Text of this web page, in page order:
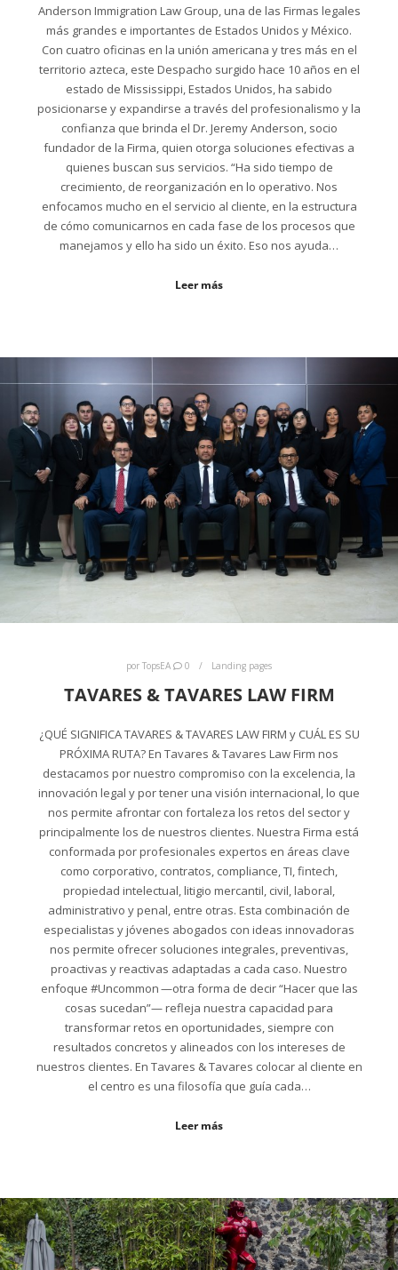
Anderson Immigration Law Group, una de las Firmas legales
más grandes e importantes de Estados Unidos y México.
Con cuatro oficinas en la unión americana y tres más en el
territorio azteca, este Despacho surgido hace 10 años en el
estado de Mississippi, Estados Unidos, ha sabido
posicionarse y expandirse a través del profesionalismo y la
confianza que brinda el Dr. Jeremy Anderson, socio
fundador de la Firma, quien otorga soluciones efectivas a
quienes buscan sus servicios. “Ha sido tiempo de
crecimiento, de reorganización en lo operativo. Nos
enfocamos mucho en el servicio al cliente, en la estructura
de cómo comunicarnos en cada fase de los procesos que
manejamos y ello ha sido un éxito. Eso nos ayuda…
Leer más
por TopsEA 0 Landing pages
TAVARES & TAVARES LAW FIRM
¿QUÉ SIGNIFICA TAVARES & TAVARES LAW FIRM y CUÁL ES SU
PRÓXIMA RUTA? En Tavares & Tavares Law Firm nos
destacamos por nuestro compromiso con la excelencia, la
innovación legal y por tener una visión internacional, lo que
nos permite afrontar con fortaleza los retos del sector y
principalmente los de nuestros clientes. Nuestra Firma está
conformada por profesionales expertos en áreas clave
como corporativo, contratos, compliance, TI, fintech,
propiedad intelectual, litigio mercantil, civil, laboral,
administrativo y penal, entre otras. Esta combinación de
especialistas y jóvenes abogados con ideas innovadoras
nos permite ofrecer soluciones integrales, preventivas,
proactivas y reactivas adaptadas a cada caso. Nuestro
enfoque #Uncommon —otra forma de decir “Hacer que las
cosas sucedan”— refleja nuestra capacidad para
transformar retos en oportunidades, siempre con
resultados concretos y alineados con los intereses de
nuestros clientes. En Tavares & Tavares colocar al cliente en
el centro es una filosofía que guía cada…
Leer más